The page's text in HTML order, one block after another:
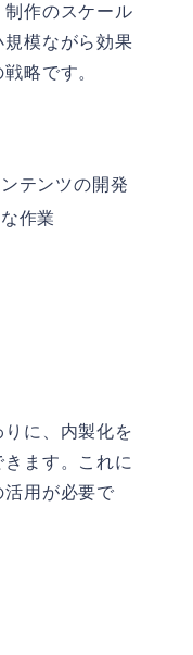
作のスケール
規模ながら効果
略です。
テンツの開発
作業
に、内製化を
ます。これに
用が必要で